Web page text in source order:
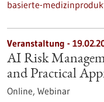
basierte-
Veranstaltung -
AI Risk
and Practical
Online, Webinar